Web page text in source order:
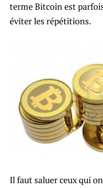
terme Bitcoin est
éviter les répétitions.
Il faut saluer ceux qui